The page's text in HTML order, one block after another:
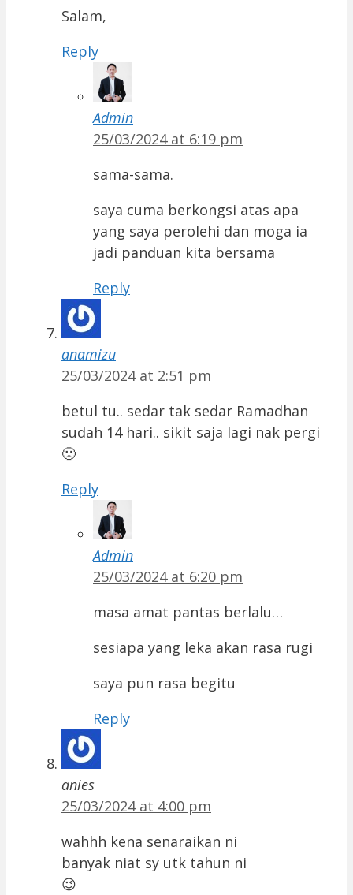
Salam,
Reply
Admin
25/03/2024 at 6:19 pm
sama-sama.
saya cuma berkongsi atas apa
yang saya perolehi dan moga ia
jadi panduan kita bersama
Reply
anamizu
25/03/2024 at 2:51 pm
betul tu.. sedar tak sedar Ramadhan
sudah 14 hari.. sikit saja lagi nak pergi
🙁
Reply
Admin
25/03/2024 at 6:20 pm
masa amat pantas berlalu…
sesiapa yang leka akan rasa rugi
saya pun rasa begitu
Reply
anies
25/03/2024 at 4:00 pm
wahhh kena senaraikan ni
banyak niat sy utk tahun ni
😉